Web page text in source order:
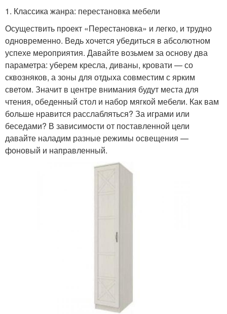
1. Классика жанра: перестановка мебели
Осуществить проект «Перестановка» и легко, и трудно
одновременно. Ведь хочется убедиться в абсолютном
успехе мероприятия. Давайте возьмем за основу два
параметра: уберем кресла, диваны, кровати — со
сквозняков, а зоны для отдыха совместим с ярким
светом. Значит в центре внимания будут места для
чтения, обеденный стол и набор мягкой мебели. Как вам
больше нравится расслабляться? За играми или
беседами? В зависимости от поставленной цели
давайте наладим разные режимы освещения —
фоновый и направленный.